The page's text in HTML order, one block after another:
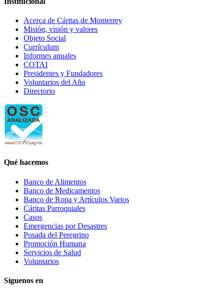
Acerca de Cáritas de Monterrey
Misión, visión y valores
Objeto Social
Currículum
Informes anuales
COTAI
Presidentes y Fundadores
Voluntarios del Año
Directorio
Qué hacemos
Banco de Alimentos
Banco de Medicamentos
Banco de Ropa y Artículos Varios
Cáritas Parroquiales
Casos
Emergencias por Desastres
Posada del Peregrino
Promoción Humana
Servicios de Salud
Voluntarios
Síguenos en